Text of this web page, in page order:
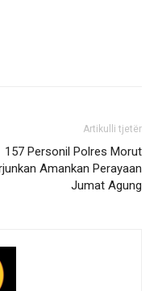
Artikulli tjetër
157 Personil Polres Morut
Amankan Perayaan
Jumat Agung